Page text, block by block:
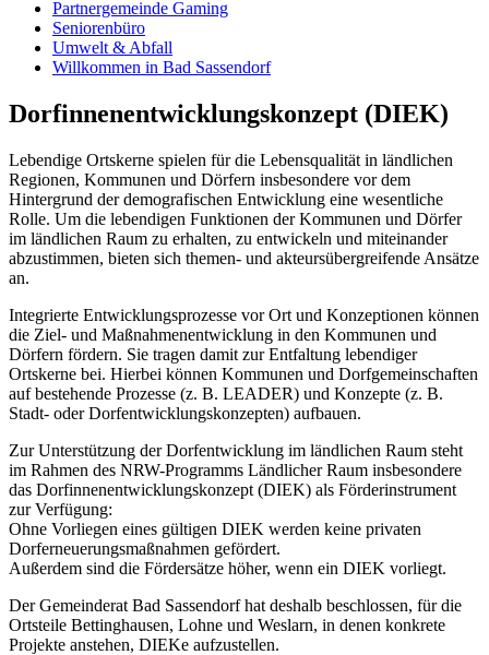
Partnergemeinde Gaming
Seniorenbüro
Umwelt & Abfall
Willkommen in Bad Sassendorf
Dorfinnenentwicklungskonzept (DIEK)
Lebendige Ortskerne spielen für die Lebensqualität in ländlichen
Regionen, Kommunen und Dörfern insbesondere vor dem
Hintergrund der demografischen Entwicklung eine wesentliche
Rolle. Um die lebendigen Funktionen der Kommunen und Dörfer
im ländlichen Raum zu erhalten, zu entwickeln und miteinander
abzustimmen, bieten sich themen- und akteursübergreifende Ansätze
an.
Integrierte Entwicklungsprozesse vor Ort und Konzeptionen können
die Ziel- und Maßnahmenentwicklung in den Kommunen und
Dörfern fördern. Sie tragen damit zur Entfaltung lebendiger
Ortskerne bei. Hierbei können Kommunen und Dorfgemeinschaften
auf bestehende Prozesse (z. B. LEADER) und Konzepte (z. B.
Stadt- oder Dorfentwicklungskonzepten) aufbauen.
Zur Unterstützung der Dorfentwicklung im ländlichen Raum steht
im Rahmen des NRW-Programms Ländlicher Raum insbesondere
das Dorfinnenentwicklungskonzept (DIEK) als Förderinstrument
zur Verfügung:
Ohne Vorliegen eines gültigen DIEK werden keine privaten
Dorferneuerungsmaßnahmen gefördert.
Außerdem sind die Fördersätze höher, wenn ein DIEK vorliegt.
Der Gemeinderat Bad Sassendorf hat deshalb beschlossen, für die
Ortsteile Bettinghausen, Lohne und Weslarn, in denen konkrete
Projekte anstehen, DIEKe aufzustellen.